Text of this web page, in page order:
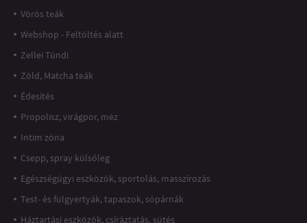
Vörös teák
Webshop - Feltöltés alatt
Zellei Tündi
Zöld, Matcha teák
Édesítés
Propolisz, virágpor, méz
Intim zóna
Csepp, spray külsőleg
Egészségügyi eszközök, sportolás, masszírozás
Test- és fülgyertyák, tapaszok, sópárnák
Háztartási eszközök, csíráztatás, sütés